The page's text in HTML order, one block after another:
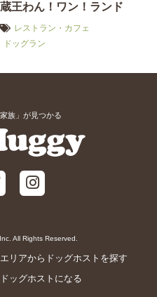
蔵王わん！ワン！ランド
レストラン・カフェ
ドッグラン
族」が見つかる
All Rights Reserved.
エリアからドッグホストを探す
ドッグホストになる